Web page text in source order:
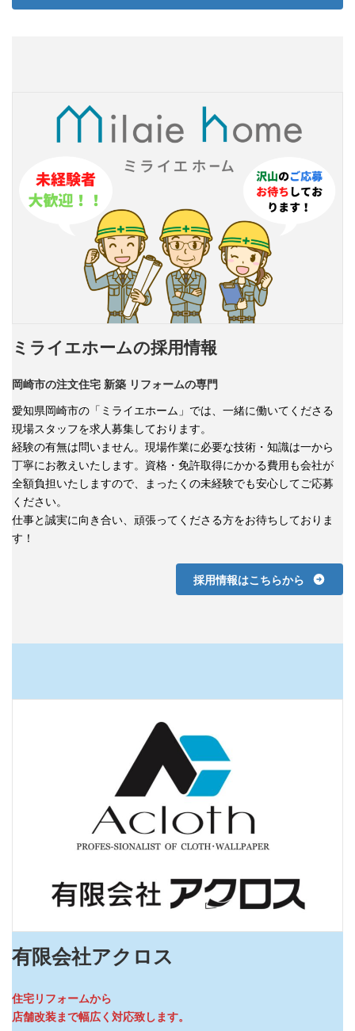
ミライエホームの採用情報
岡崎市の注文住宅 新築 リフォームの専門
愛知県岡崎市の「ミライエホーム」では、一緒に働いてくださる
現場スタッフを求人募集しております。
経験の有無は問いません。現場作業に必要な技術・知識は一から
丁寧にお教えいたします。資格・免許取得にかかる費用も会社が
全額負担いたしますので、まったくの未経験でも安心してご応募
ください。
仕事と誠実に向き合い、頑張ってくださる方をお待ちしておりま
す！
採用情報はこちらから
有限会社アクロス
住宅リフォームから
店舗改装まで幅広く対応致します。